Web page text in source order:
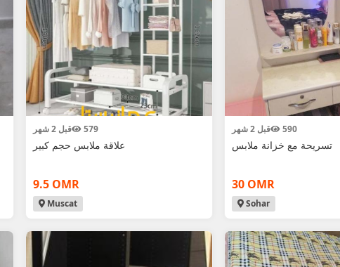
قبل 2 شهر 579
علاقة ملابس حجم كبير
9.5 OMR
Muscat
قبل 2 شهر 590
تسريحة مع خزانة ملابس
30 OMR
Sohar